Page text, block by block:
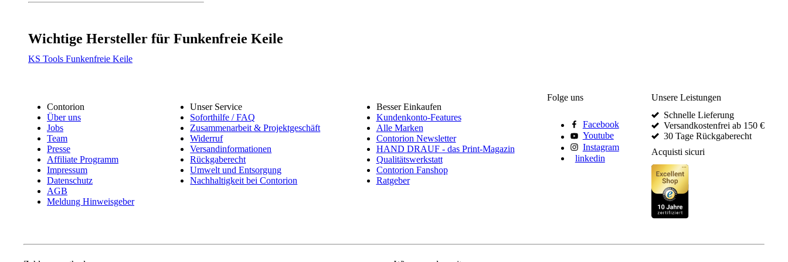
Wichtige Hersteller für Funkenfreie Keile
KS Tools Funkenfreie Keile
Contorion
Über uns
Jobs
Team
Presse
Affiliate Programm
Impressum
Datenschutz
AGB
Meldung Hinweisgeber
Unser Service
Soforthilfe / FAQ
Zusammenarbeit & Projektgeschäft
Widerruf
Versandinformationen
Rückgaberecht
Umwelt und Entsorgung
Nachhaltigkeit bei Contorion
Besser Einkaufen
Kundenkonto-Features
Alle Marken
Contorion Newsletter
HAND DRAUF - das Print-Magazin
Qualitätswerkstatt
Contorion Fanshop
Ratgeber
Folge uns
Facebook
Youtube
Instagram
linkedin
Unsere Leistungen
Schnelle Lieferung
Versandkostenfrei ab 150 €
30 Tage Rückgaberecht
Acquisti sicuri